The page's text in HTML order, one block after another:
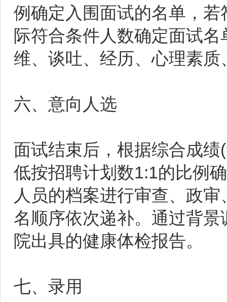
例确定入围面试的名单，
际符合条件人数确定面试
维、谈吐、经历、心理素
六、意向人选
面试结束后，根据综合成
低按招聘计划数1:1的比例
人员的档案进行审查、政
名顺序依次递补。通过背
院出具的健康体检报告。
七、录用